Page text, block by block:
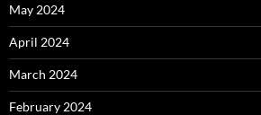
May 2024
April 2024
March 2024
February 2024